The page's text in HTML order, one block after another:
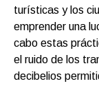
turísticas y los
emprender una
cabo estas
el ruido de los
decibelios